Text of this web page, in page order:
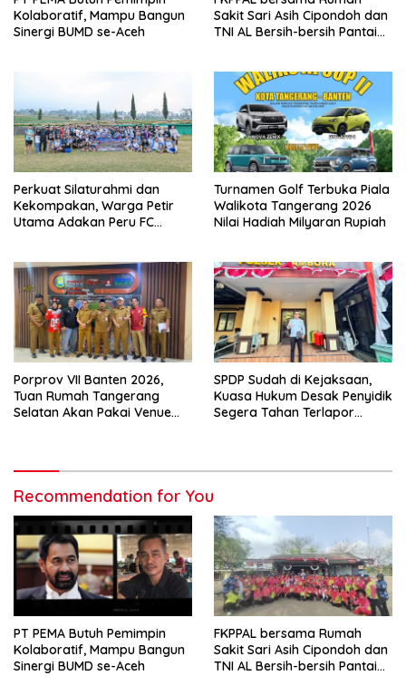
Kolaboratif, Mampu Bangun
Sinergi BUMD se-Aceh
Sakit Sari Asih Cipondoh dan
TNI AL Bersih-bersih Pantai
Perkuat Silaturahmi dan
Kekompakan, Warga Petir
Utama Adakan Peru FC
Turnamen Golf Terbuka Piala
Walikota Tangerang 2026
Nilai Hadiah Milyaran Rupiah
Porprov VII Banten 2026,
Tuan Rumah Tangerang
Selatan Akan Pakai Venue
SPDP Sudah di Kejaksaan,
Kuasa Hukum Desak Penyidik
Segera Tahan Terlapor
Recommendation for You
PT PEMA Butuh Pemimpin
Kolaboratif, Mampu Bangun
Sinergi BUMD se-Aceh
FKPPAL bersama Rumah
Sakit Sari Asih Cipondoh dan
TNI AL Bersih-bersih Pantai